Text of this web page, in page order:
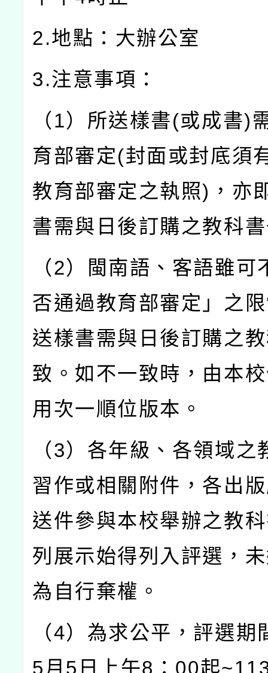
2.地點：大辦公室
3.注意事項：
（1）所送樣書(或成書)
育部審定(封面或封底須
教育部審定之執照)，亦
書需與日後訂購之教科
（2）閩南語、客語雖可
否通過教育部審定」之
送樣書需與日後訂購之
致。如不一致時，由本
用次一順位版本。
（3）各年級、各領域之
習作或相關附件，各出
送件參與本校舉辦之教
列展示始得列入評選，
為自行棄權。
（4）為求公平，評選期
5月5日上午8：00起